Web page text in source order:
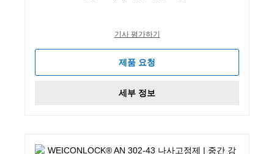
기사 평가하기
제품 요청
세부 정보